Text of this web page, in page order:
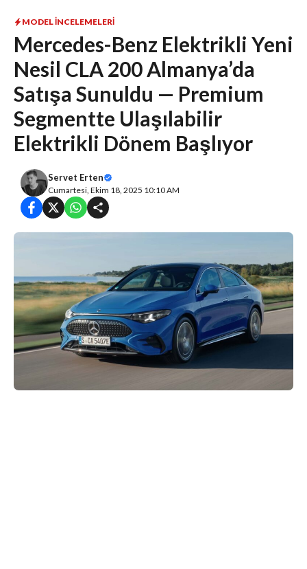
MODEL İNCELEMELERI
Mercedes-Benz Elektrikli Yeni
Nesil CLA 200 Almanya’da
Satışa Sunuldu — Premium
Segmentte Ulaşılabilir
Elektrikli Dönem Başlıyor
Servet Erten
Cumartesi, Ekim 18, 2025 10:10 AM